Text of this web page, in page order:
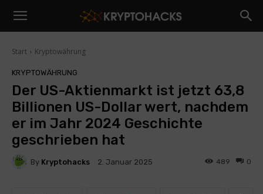
Start Kryptowährung
KRYPTOWÄHRUNG
Der US-Aktienmarkt ist jetzt 63,8
Billionen US-Dollar wert, nachdem
er im Jahr 2024 Geschichte
geschrieben hat
By Kryptohacks 2. Januar 2025 0
489